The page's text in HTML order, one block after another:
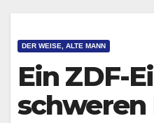
DER WEISE, ALTE MANN
Ein ZDF-
schweren